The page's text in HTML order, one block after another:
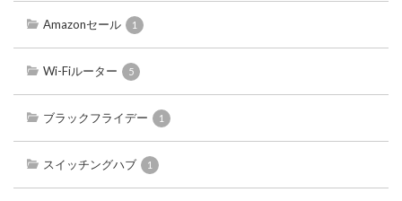
Amazonセール 1
Wi-Fiルーター 5
ブラックフライデー 1
スイッチングハブ 1